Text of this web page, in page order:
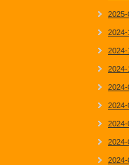
2025-
2024-
2024-
2024-
2024-
2024-
2024-
2024-
2024-